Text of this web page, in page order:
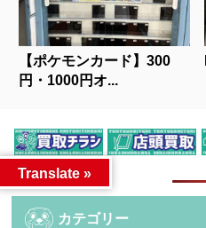
【ポケモンカード】300
円・1000円オ...
人気記事
カテゴリー
Translate »